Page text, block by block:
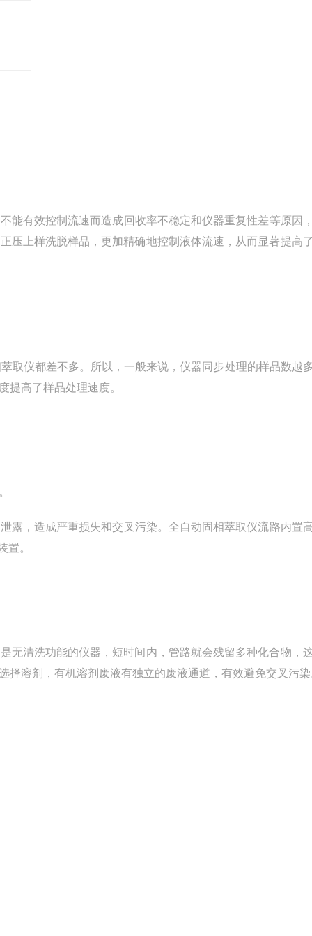
能有效控制流速而造成回收率不稳定和仪器重复性差等原因
压上样洗脱样品，更加精确地控制液体流速，从而显著提高
取仪都差不多。所以，一般来说，仪器同步处理的样品数越
提高了样品处理速度。
露，造成严重损失和交叉污染。全自动固相萃取仪流路内置
置。
无清洗功能的仪器，短时间内，管路就会残留多种化合物，
择溶剂，有机溶剂废液有独立的废液通道，有效避免交叉污